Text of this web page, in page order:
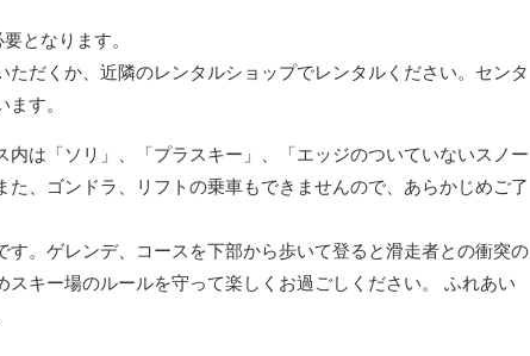
となります。
だくか、近隣のレンタルショップでレンタルください。センタ
す。
は「ソリ」、「プラスキー」、「エッジのついていないスノー
、ゴンドラ、リフトの乗車もできませんので、あらかじめご了
。ゲレンデ、コースを下部から歩いて登ると滑走者との衝突の
キー場のルールを守って楽しくお過ごしください。 ふれあい